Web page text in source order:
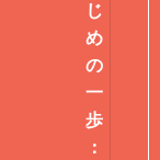
じ
め
の
一
歩
：